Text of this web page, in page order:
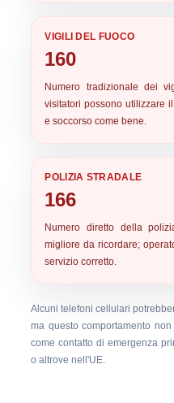
VIGILI DEL FUOCO
160
Numero tradizionale dei
visitatori possono utilizzare
e soccorso come bene.
POLIZIA STRADALE
166
Numero diretto della
migliore da ricordare;
servizio corretto.
Alcuni telefoni cellulari
ma questo comportamento
come contatto di emergenza
o altrove nell'UE.